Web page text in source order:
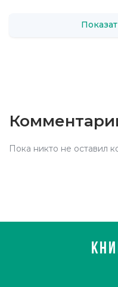
Пока никто не оставил